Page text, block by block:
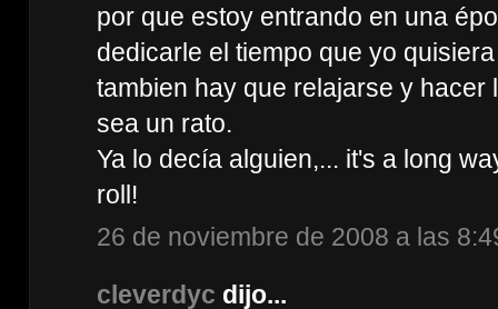
por que estoy entrando en una
dedicarle el tiempo que yo
tambien hay que relajarse y
sea un rato.
Ya lo decía alguien,... it's a long
roll!
26 de noviembre de 2008 a las
cleverdyc dijo...